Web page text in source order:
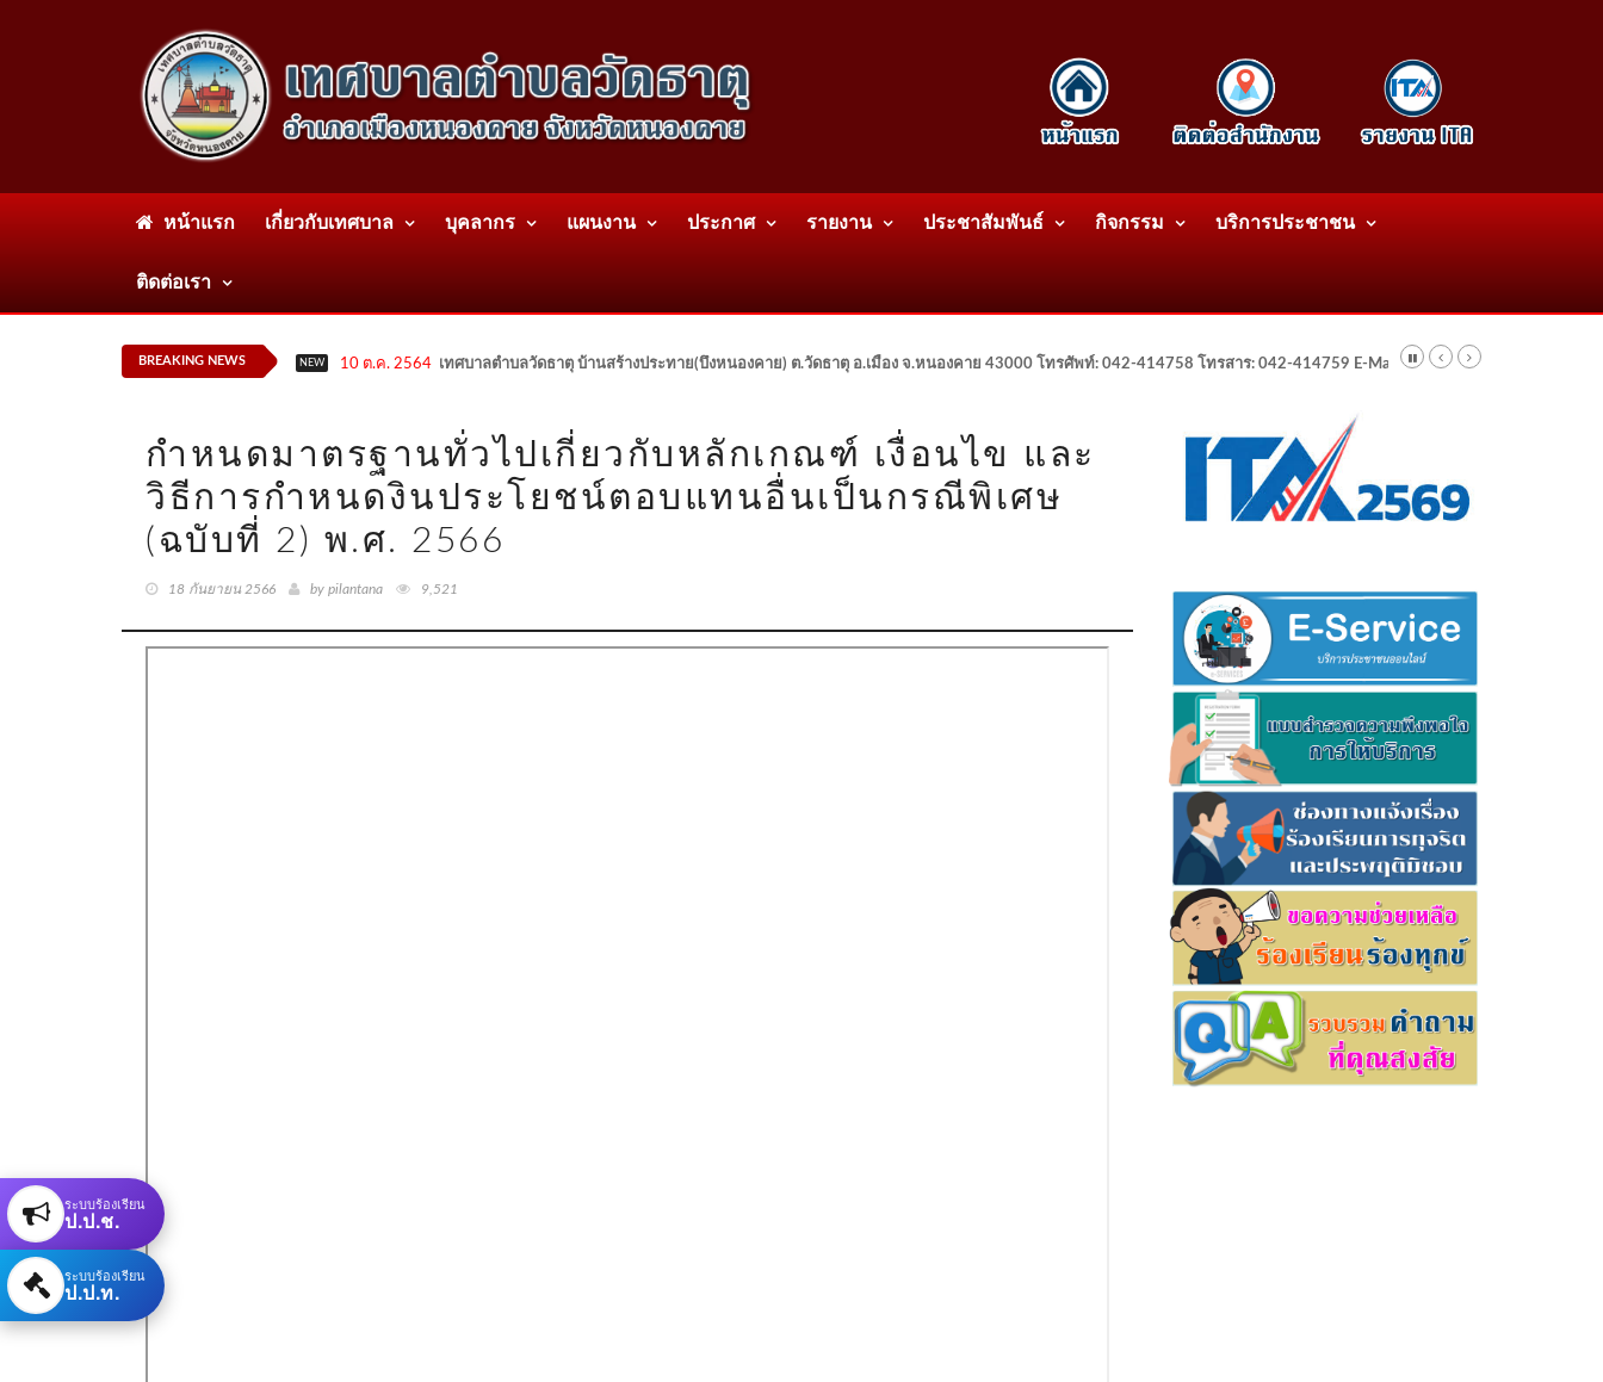
หน้าแรก เกี่ยวกับเทศบาล บุคลากร แผนงาน ประกาศ รายงาน ประชาสัมพันธ์ กิจกรรม บริการประชาชน
ติดต่อเรา
BREAKING NEWS NEW 10 ต.ค. 2564 เทศบาลตำบลวัดธาตุ บ้านสร้างประทาย(บึงหนองคาย) ต.วัดธาตุ อ.เมือง จ.หนองคาย 43000 โทรศัพท์: 042-414758 โทรสาร: 042-414759 E-Mail: wattatnk@gmail.com
กำหนดมาตรฐานทั่วไปเกี่ยวกับหลักเกณฑ์ เงื่อนไข และ
วิธีการกำหนดงินประโยชน์ตอบแทนอื่นเป็นกรณีพิเศษ
(ฉบับที่ 2) พ.ศ. 2566
18 กันยายน 2566 by pilantana 9,521
ระบบร้องเรียน
ป.ป.ช.
ระบบร้องเรียน
ป.ป.ท.